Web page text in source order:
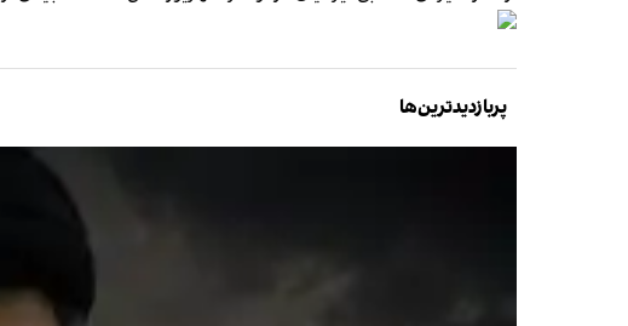
پربازدیدترین‌ها